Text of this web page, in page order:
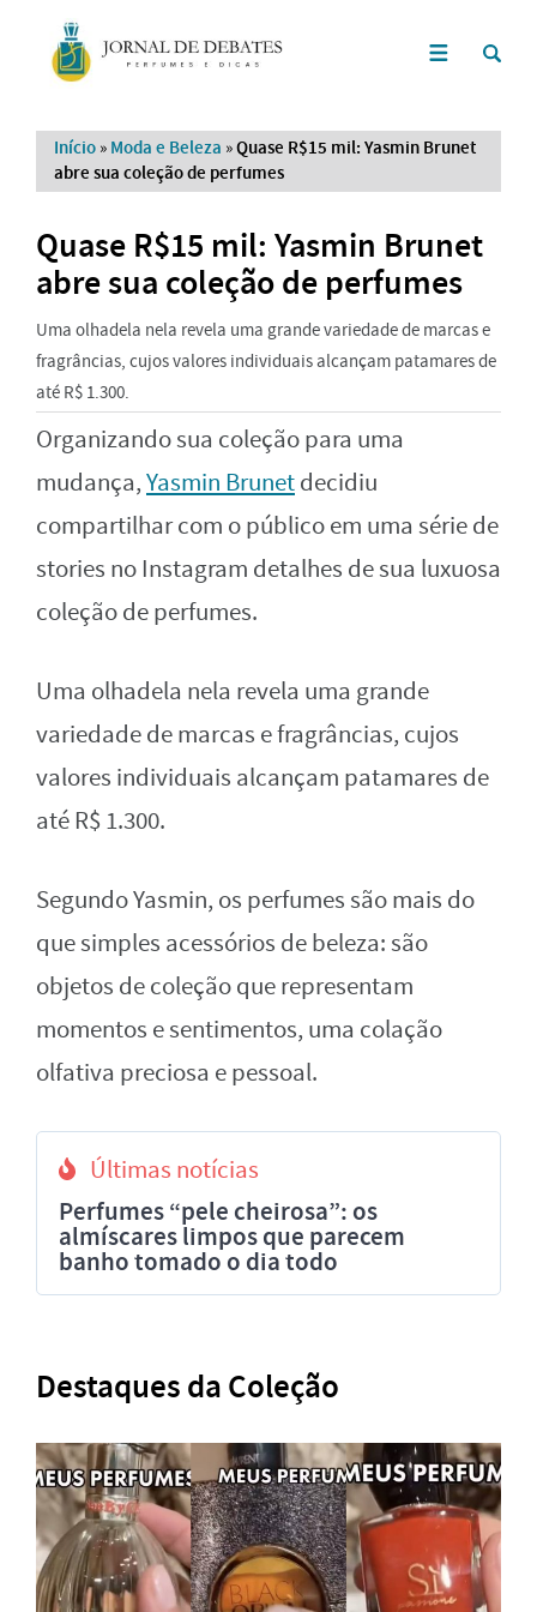
Início » Moda e Beleza »Quase R$15 mil: Yasmin Brunet
abre sua coleção de perfumes
Quase R$15 mil: Yasmin Brunet
abre sua coleção de perfumes
Uma olhadela nela revela uma grande variedade de marcas e
fragrâncias, cujos valores individuais alcançam patamares de
até R$ 1.300.
Organizando sua coleção para uma
mudança,Yasmin Brunetdecidiu
compartilhar com o público em uma série de
stories no Instagram detalhes de sua luxuosa
coleção de perfumes.
Uma olhadela nela revela uma grande
variedade de marcas e fragrâncias, cujos
valores individuais alcançam patamares de
até R$ 1.300.
Segundo Yasmin, os perfumes são mais do
que simples acessórios de beleza: são
objetos de coleção que representam
momentos e sentimentos, uma colação
olfativa preciosa e pessoal.
Últimas notícias
Perfumes “pele cheirosa”: os
almíscares limpos que parecem
banho tomado o dia todo
Destaques da Coleção